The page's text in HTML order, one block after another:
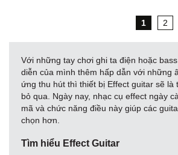
1 2
Với những tay chơi ghi ta điện hoặc
diễn của mình thêm hấp dẫn với những
ứng thu hút thì thiết bị Effect guitar sẽ là
bỏ qua. Ngày nay, nhạc cụ effect ngày
mã và chức năng điều này giúp các
chọn hơn.
Tìm hiểu Effect Guitar